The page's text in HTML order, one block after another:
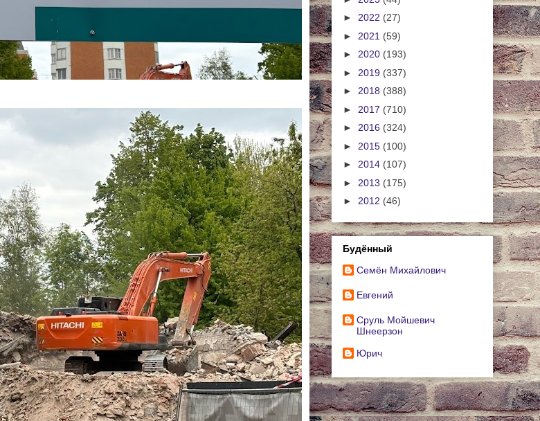
► 2022 (27)
► 2021 (59)
► 2020 (193)
► 2019 (337)
► 2018 (388)
► 2017 (710)
► 2016 (324)
► 2015 (100)
► 2014 (107)
► 2013 (175)
► 2012 (46)
Будённый
Cемён Михайлович
Евгений
Сруль Мойшевич
Шнеерзон
Юрич